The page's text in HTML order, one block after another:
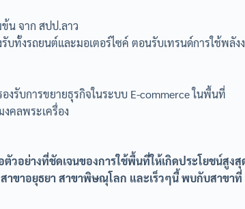
น จาก สปป.ลาว
บทั้งรถยนต์และมอเตอร์ไซค์ ตอนรับเทรนด์การใช้พลัง
งรับการขยายธุรกิจในระบบ E-commerce ในพื้นที่
คลพระเครื่อง
วอย่างที่ชัดเจนของการใช้พื้นที่ให้เกิดประโยชน์สูง
าขาอยุธยา สาขาพิษณุโลก และเร็วๆนี้ พบกับสาขาที่